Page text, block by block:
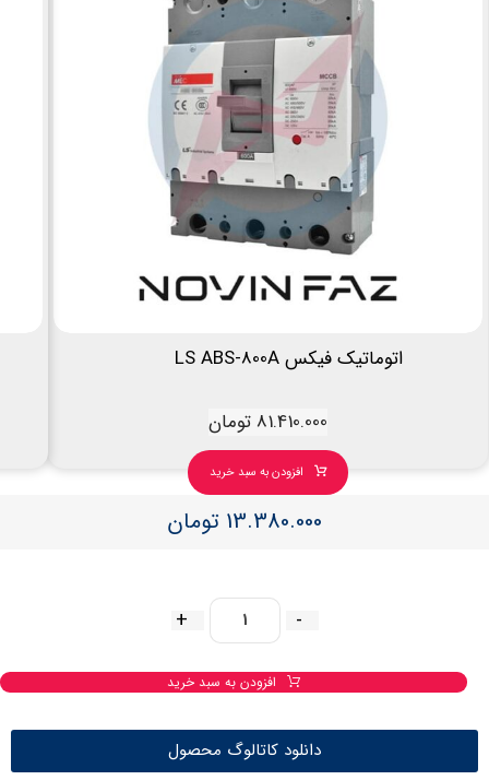
اتوماتیک فیکس LS ABS-800A
81.410.000 تومان
افزودن به سبد خرید
13.380.000 تومان
-
+
افزودن به سبد خرید
دانلود کاتالوگ محصول
صفحه اصلی فروشگاه برند ها لیست قیمت